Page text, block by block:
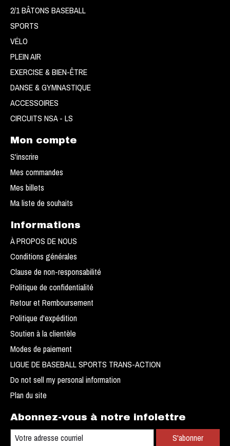
2/1 BÂTONS BASEBALL
SPORTS
VÉLO
PLEIN AIR
EXERCISE & BIEN-ÊTRE
DANSE & GYMNASTIQUE
ACCESSOIRES
CIRCUITS NSA - LS
Mon compte
S'inscrire
Mes commandes
Mes billets
Ma liste de souhaits
Informations
À PROPOS DE NOUS
Conditions générales
Clause de non-responsabilité
Politique de confidentialité
Retour et Remboursement
Politique d'expédition
Soutien à la clientèle
Modes de paiement
LIGUE DE BASEBALL SPORTS TRANS-ACTION
Do not sell my personal information
Plan du site
Abonnez-vous à notre infolettre
S'abonner